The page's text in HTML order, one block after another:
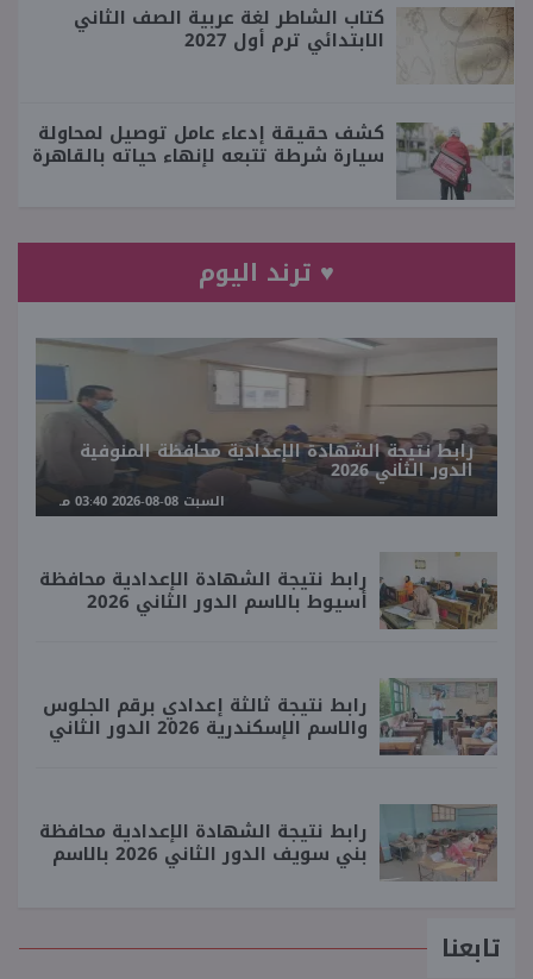
كتاب الشاطر لغة عربية الصف الثاني
الابتدائي ترم أول 2027
كشف حقيقة إدعاء عامل توصيل لمحاولة
سيارة شرطة تتبعه لإنهاء حياته بالقاهرة
♥ ترند اليوم
رابط نتيجة الشهادة الإعدادية محافظة المنوفية
الدور الثاني 2026
السبت 08-08-2026 03:40 مـ
رابط نتيجة الشهادة الإعدادية محافظة
أسيوط بالاسم الدور الثاني 2026
رابط نتيجة ثالثة إعدادي برقم الجلوس
والاسم الإسكندرية 2026 الدور الثاني
رابط نتيجة الشهادة الإعدادية محافظة
بني سويف الدور الثاني 2026 بالاسم
تابعنا